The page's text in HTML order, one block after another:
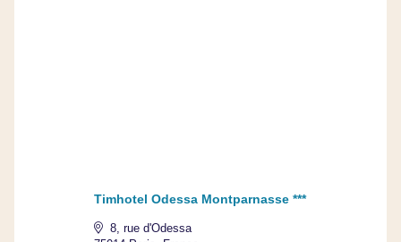
Timhotel Odessa Montparnasse ***
8, rue d'Odessa